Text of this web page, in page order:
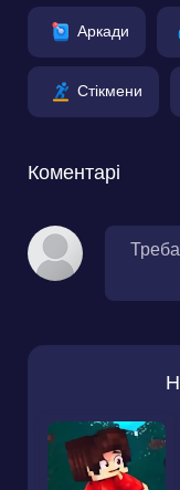
Аркади
Стікмени
Коментарі